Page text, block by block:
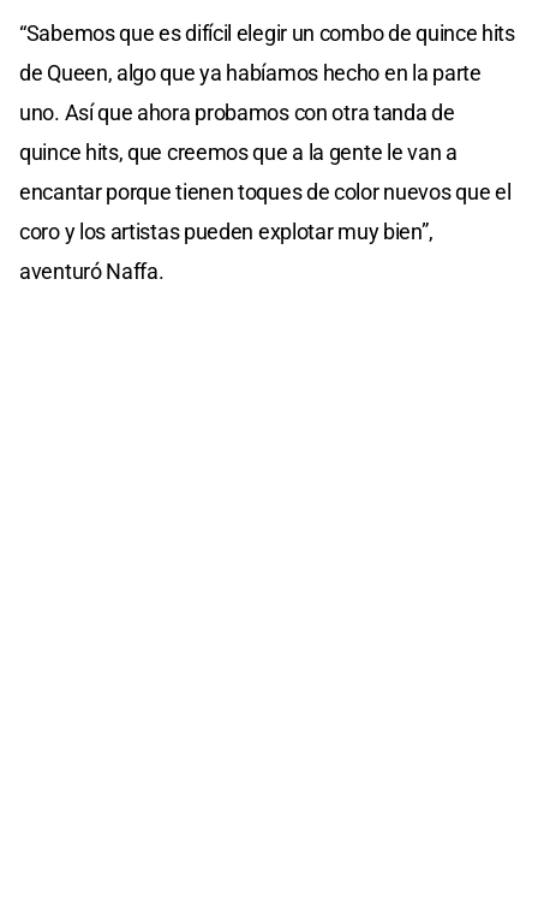
“Sabemos que es difícil elegir un combo de quince hits
de Queen, algo que ya habíamos hecho en la parte
uno. Así que ahora probamos con otra tanda de
quince hits, que creemos que a la gente le van a
encantar porque tienen toques de color nuevos que el
coro y los artistas pueden explotar muy bien”,
aventuró Naffa.